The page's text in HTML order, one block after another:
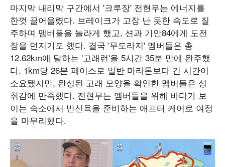
마지막 내리막 구간에서 '크루장' 전현무는 에너지를
한껏 끌어올렸다. 브레이크가 고장 난 듯한 속도로 질
주하며 멤버들을 놀라게 했고, 션과 기안84에게 도전
장을 던지기도 했다. 결국 '무도라지' 멤버들은 총
12.62km에 달하는 '고래런'을 5시간 35분 만에 완주했
다. 1km당 26분 페이스로 일반 마라톤보다 긴 시간이
소요됐지만, 완성된 고래 모양을 확인한 멤버들은 성
취감에 만족했다. 전현무는 멤버들을 위해 바다가 보
이는 숙소에서 반신욕을 준비하는 애프터 케어로 여정
을 마무리했다.